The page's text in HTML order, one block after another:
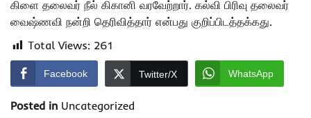
கிளை தலைவர் நீல் கிகானி வரவேற்றார். கல்வி பிரிவு தலைவர்
வைஷ்ணவி நன்றி தெரிவித்தார் என்பது குறிப்பிடத்தக்கது.
Total Views: 261
Facebook Twitter/X WhatsApp
Posted in Uncategorized